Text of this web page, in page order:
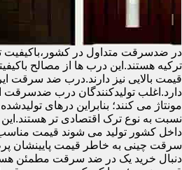
در ضدسرقت متداول در کشور،باکیفیت
ترکیه هستند.این درب ها از مصالح
قیمت بالایی نیز دارند.درب ضد سرقت
دارد.اغلب تولیدکنندگان درب ضدسرقت
مونتاژ می کنند؛ بنابراین درهای
نسبت به نوع ترک اقتصادی تر
داخل کشور تولید می شوند قیمت
سرقت چینی به خاطر قیمت پایینشان
دنبال خرید یک در ضد سرقت مطمئن